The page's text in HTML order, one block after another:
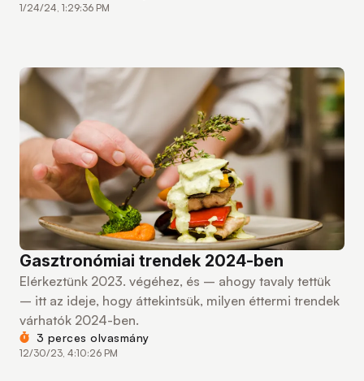
1/24/24, 1:29:36 PM
Gasztronómiai trendek 2024-ben
Elérkeztünk 2023. végéhez, és – ahogy tavaly tettük
– itt az ideje, hogy áttekintsük, milyen éttermi trendek
várhatók 2024-ben.
3 perces olvasmány
12/30/23, 4:10:26 PM